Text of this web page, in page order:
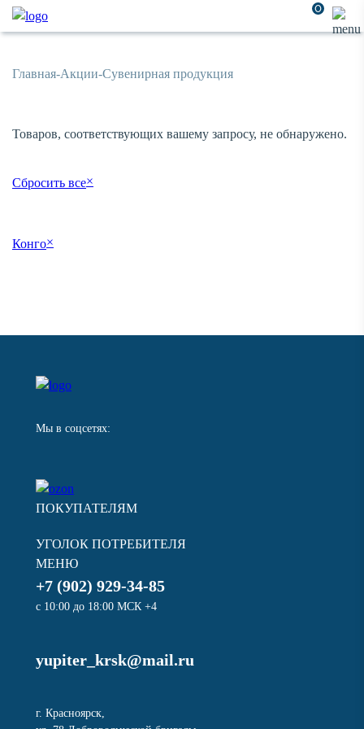
0
Главная-Акции-Сувенирная продукция
Товаров, соответствующих вашему запросу, не обнаружено.
Сбросить все×
Конго×
Мы в соцсетях:
ПОКУПАТЕЛЯМ
УГОЛОК ПОТРЕБИТЕЛЯ
МЕНЮ
+7 (902) 929-34-85
с 10:00 до 18:00 МСК +4
yupiter_krsk@mail.ru
г. Красноярск,